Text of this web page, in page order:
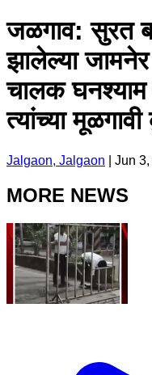
जळगाव: सुरत
झालेल्या
चालक
त्यांच्या
Jalgaon, Jalgaon Jun
MORE NEWS